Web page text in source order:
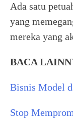
Ada satu
yang
mereka yang
BACA
Bisnis Model
Stop